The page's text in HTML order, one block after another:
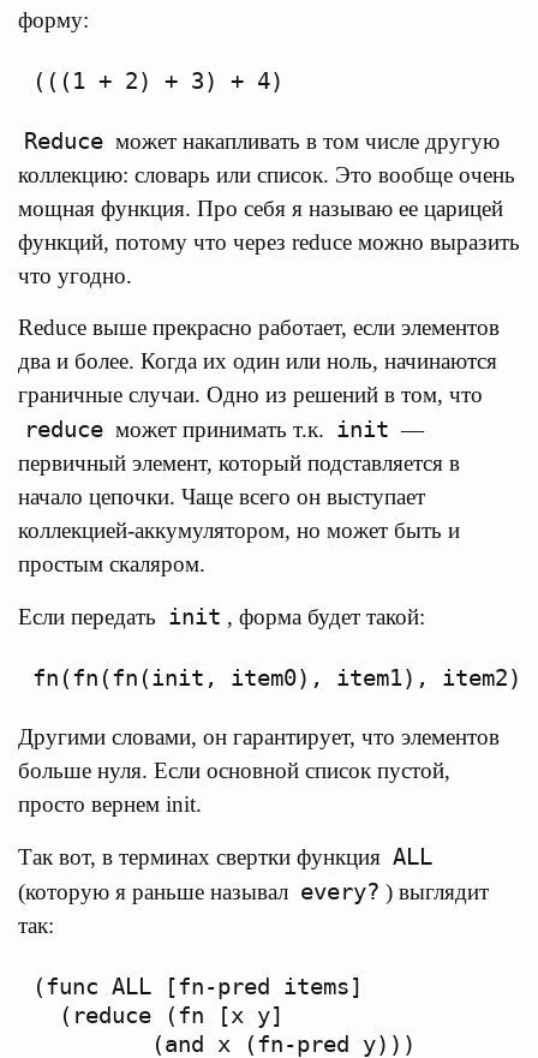
форму:
Reduce может накапливать в том числе другую
коллекцию: словарь или список. Это вообще очень
мощная функция. Про себя я называю ее царицей
функций, потому что через reduce можно выразить
что угодно.
Reduce выше прекрасно работает, если элементов
два и более. Когда их один или ноль, начинаются
граничные случаи. Одно из решений в том, что
reduce может принимать т.к. init —
первичный элемент, который подставляется в
начало цепочки. Чаще всего он выступает
коллекцией-аккумулятором, но может быть и
простым скаляром.
Если передать init , форма будет такой:
Другими словами, он гарантирует, что элементов
больше нуля. Если основной список пустой,
просто вернем init.
Так вот, в терминах свертки функция ALL
(которую я раньше называл every? ) выглядит
так:
(func ALL [fn-pred items]
  (reduce (fn [x y]
         (and x (fn-pred y)))